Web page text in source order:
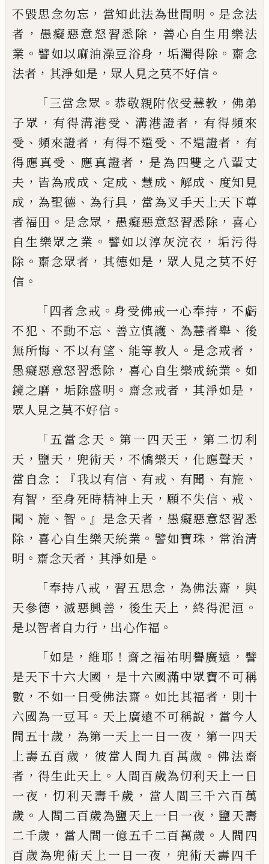
不毀思念勿忘 ， 當知此法為世間明 。 是念法
者 ， 愚癡惡意怒習悉除 ， 善心自生用樂法
業 。 譬如以麻油澡豆浴身 ， 垢濁得除 。 齋念
法者 ， 其淨如是 ， 眾人見之莫不好信 。
「三當念眾 。恭敬親附依受慧教 ， 佛弟
子眾 ， 有得溝港受 、 溝港證者 ， 有得頻來
受 、 頻來證者 ， 有得不還受 、 不還證者 ， 有
得應真受 、 應真證者 ， 是為四雙之八輩丈
夫 ， 皆為戒成 、 定成 、 慧成 、 解成 、 度知見
成 ， 為聖德 、 為行具 ， 當為叉手天上天下尊
者福田 。 是念眾 ， 愚癡惡意怒習悉除 ， 喜心
自生樂眾之業 。 譬如以淳灰浣衣 ， 垢污得
除 。 齋念眾者 ， 其德如是 ， 眾人見之莫不好
信 。
「四者念戒 。 身受佛戒一心奉持 ， 不虧
不犯 、 不動不忘 、 善立慎護 、 為慧者舉 、 後
無所悔 、不以有望 、 能等教人 。 是念戒者 ，
愚癡惡意怒習悉除 ， 喜心自生樂戒統業 。 如
鏡之磨 ， 垢除盛明 。 齋念戒者 ，其淨如是 ，
眾人見之莫不好信 。
「五當念天 。第一四天王 ，第二忉利
天 ， 鹽天 ， 兜術天 ， 不憍樂天 ，化應聲天 ，
當自念 ：『我以有信 、 有戒 、 有聞 、 有施 、
有智 ， 至身死時精神上天 ， 願不失信 、 戒 、
聞 、 施 、 智 。』 是念天者 ， 愚癡惡意怒習悉
除 ， 喜心自生樂天統業 。 譬如寶珠 ， 常治清
明 。 齋念天者 ， 其淨如是 。
「奉持八戒 ， 習五思念 ， 為佛法齋 ， 與
天參德 ，滅惡興善 ， 後生天上 ， 終得泥洹 。
是以智者自力行 ， 出心作福 。
「如是 ， 維耶 ！ 齋之福祐明譽廣遠 ， 譬
是天下十六大國 ， 是十六國滿中眾寶不可稱
數 ，不如一日受佛法齋 。 如比其福者 ， 則十
六國為一豆耳 。 天上廣遠不可稱說 ， 當今人
間五十歲 ， 為第一天上一日一夜 ， 第一四天
上壽五百 歲 ， 彼當人間九百萬歲 。 佛法齋
者 ， 得生此天 上 。 人間百歲為忉利天上一日
一夜 ， 忉利天壽千歲 ， 當人間三千六百萬
歲 。 人間二百歲為鹽天上一日一夜 ， 鹽天壽
二千歲 ， 當人間一億五千二百萬歲 。 人間四
百歲為兜術天 上一日一夜 ， 兜術天壽四千